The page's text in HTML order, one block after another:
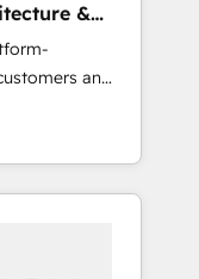
➤
(SEO,
&
and
and
entire